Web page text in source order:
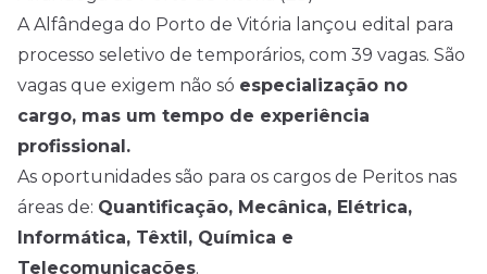
A Alfândega do Porto de Vitória lançou edital para
processo seletivo de temporários, com 39 vagas. São
vagas que exigem não só especialização no
cargo, mas um tempo de experiência
profissional.
As oportunidades são para os cargos de Peritos nas
áreas de: Quantificação, Mecânica, Elétrica,
Informática, Têxtil, Química e
Telecomunicações.